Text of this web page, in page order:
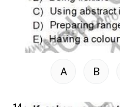
A B